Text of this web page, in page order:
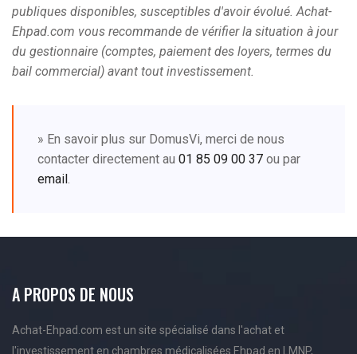
publiques disponibles, susceptibles d'avoir évolué. Achat-
Ehpad.com vous recommande de vérifier la situation à jour
du gestionnaire (comptes, paiement des loyers, termes du
bail commercial) avant tout investissement.
» En savoir plus sur DomusVi, merci de nous
contacter directement au 01 85 09 00 37 ou par
email
A PROPOS DE NOUS
Achat-Ehpad.com est un site spécialisé dans l'achat et
l'investissement en chambres médicalisées Ehpad en LMNP,